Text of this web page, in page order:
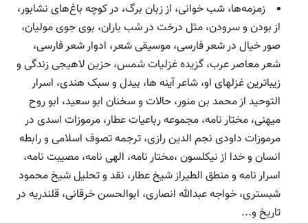
زمزمه‌ها، شب خوانی، از زبان برگ، در کوچه باغ‌های نشابور،
از بودن و سرودن، مثل درخت در شب باران، بوی جوی مولیان،
صور خیال در شعر فارسی، موسیقی شعر، ادوار شعر فارسی،
شعر معاصر عرب، گزیده غزلیات شمس، حزین لاهیجی زندگی و
زیباترین غزلهای او، شاعر آینه ها، بیدل و سبک هندی، اسرار
التوحید از محمد بن منور، حالات و سخنان ابو سعید، ابو روح
میهنی، مختار نامه، مجموعه رباعیات عطار، مرموزات اسدی در
مرموزات داودی نجم الدین رازی، ترجمه تصوف اسلامی و رابطه
انسان و خدا از نیکلسون ،مختار نامه، الهی نامه، مصیبت نامه،
اسرار نامه و منطق الطیراز شیخ عطار، نقد و تحلیل شیخ محمود
شبستری، خواجه عبدالله انصاری، ابوالحسن خرقانی، قلندریه در
تاریخ و...